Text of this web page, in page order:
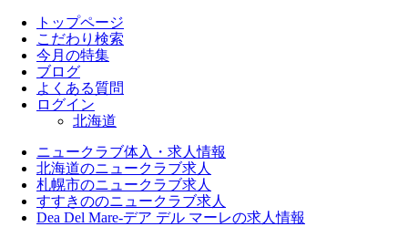
トップページ
こだわり検索
今月の特集
ブログ
よくある質問
ログイン
北海道
ニュークラブ体入・求人情報
北海道のニュークラブ求人
札幌市のニュークラブ求人
すすきののニュークラブ求人
Dea Del Mare-デア デル マーレの求人情報